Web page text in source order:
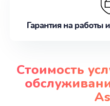
Гарантия на работы
Стоимость